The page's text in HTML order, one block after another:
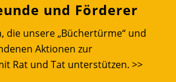
und Förderer
die unsere „Büchertürme“ und
Aktionen zur
Rat und Tat unterstützen. >>